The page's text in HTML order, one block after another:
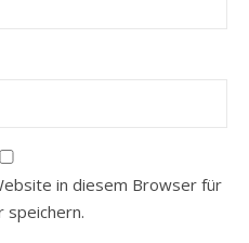
in diesem Browser für
speichern.